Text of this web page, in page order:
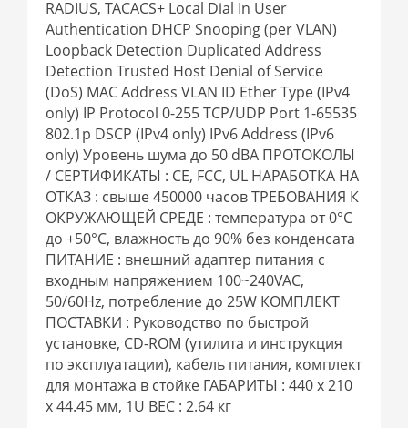
RADIUS, TACACS+ Local Dial In User
Authentication DHCP Snooping (per VLAN)
Loopback Detection Duplicated Address
Detection Trusted Host Denial of Service
(DoS) MAC Address VLAN ID Ether Type (IPv4
only) IP Protocol 0-255 TCP/UDP Port 1-65535
802.1p DSCP (IPv4 only) IPv6 Address (IPv6
only) Уровень шума до 50 dBA ПРОТОКОЛЫ
/ СЕРТИФИКАТЫ : CE, FCC, UL НАРАБОТКА НА
ОТКАЗ : свыше 450000 часов ТРЕБОВАНИЯ К
ОКРУЖАЮЩЕЙ СРЕДЕ : температура от 0°C
до +50°C, влажность до 90% без конденсата
ПИТАНИЕ : внешний адаптер питания с
входным напряжением 100~240VAC,
50/60Hz, потребление до 25W КОМПЛЕКТ
ПОСТАВКИ : Руководство по быстрой
установке, CD-ROM (утилита и инструкция
по эксплуатации), кабель питания, комплект
для монтажа в стойке ГАБАРИТЫ : 440 x 210
x 44.45 мм, 1U ВЕС : 2.64 кг